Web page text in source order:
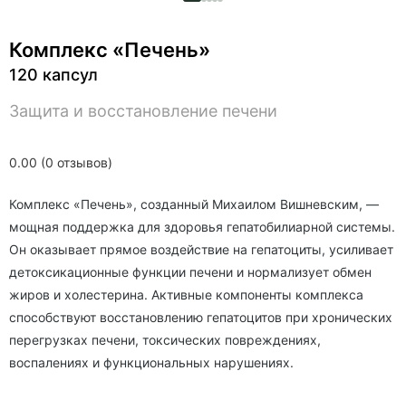
0.00 (0 отзывов)
Комплекс «Печень»
120 капсул
Защита и восстановление печени
Комплекс «Печень», созданный Михаилом Вишневским, —
мощная поддержка для здоровья гепатобилиарной системы.
Он оказывает прямое воздействие на гепатоциты, усиливает
детоксикационные функции печени и нормализует обмен
жиров и холестерина. Активные компоненты комплекса
способствуют восстановлению гепатоцитов при хронических
перегрузках печени, токсических повреждениях,
воспалениях и функциональных нарушениях.